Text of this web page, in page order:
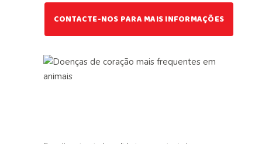
CONTACTE-NOS PARA MAIS INFORMAÇÕES